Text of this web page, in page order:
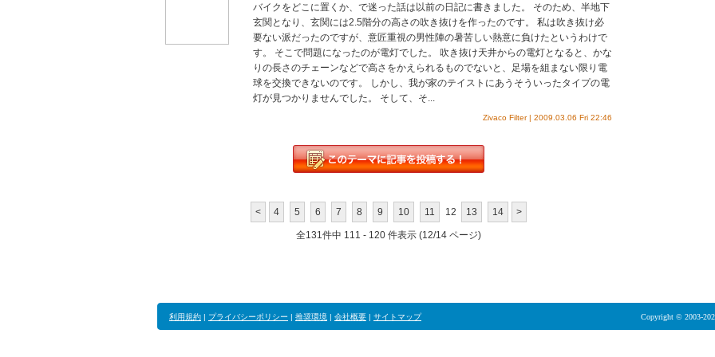
バイクをどこに置くか、で迷った話は以前の日記に書きました。 そのため、半地下
玄関となり、玄関には2.5階分の高さの吹き抜けを作ったのです。 私は吹き抜け必
要ない派だったのですが、意匠重視の男性陣の暑苦しい熱意に負けたというわけで
す。 そこで問題になったのが電灯でした。 吹き抜け天井からの電灯となると、かな
りの長さのチェーンなどで高さをかえられるものでないと、足場を組まない限り電
球を交換できないのです。 しかし、我が家のテイストにあうそういったタイプの電
灯が見つかりませんでした。 そして、そ...
Zivaco Filter | 2009.03.06 Fri 22:46
< 4 5 6 7 8 9 10 11 12 13 14 >
全131件中 111 - 120 件表示 (12/14 ページ)
利用規約 | プライバシーポリシー | 推奨環境 | 会社概要 | サイトマップ Copyright © 2003-